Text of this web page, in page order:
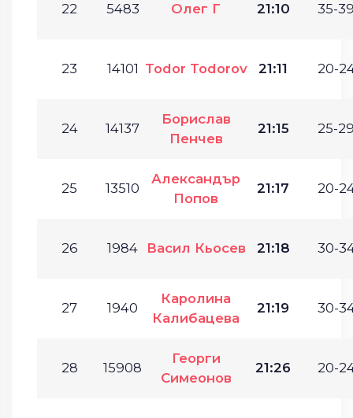
22 5483 Олег Г 21:10 35-
23 14101 Todor Todorov 21:11 20-
24 14137
Борислав
Пенчев
21:15 25-
25 13510
Александър
Попов
21:17 20-
26 1984 Васил Кьосев 21:18 30-
27 1940
Каролина
Калибацева
21:19 30-
28 15908
Георги
Симеонов
21:26 20-